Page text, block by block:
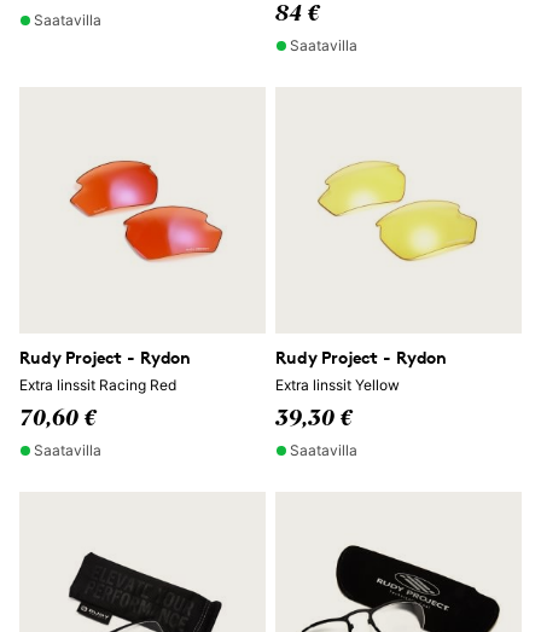
Saatavilla 84 €
Saatavilla
Rudy Project - Rydon
Extra linssit Racing Red
70,60 €
Saatavilla
Rudy Project - Rydon
Extra linssit Yellow
39,30 €
Saatavilla